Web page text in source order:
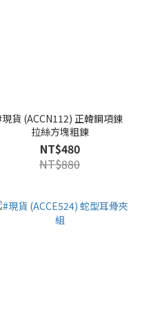
貨 (ACCN112) 正韓鋼項鍊
拉絲方塊粗鍊
NT$480
NT$880